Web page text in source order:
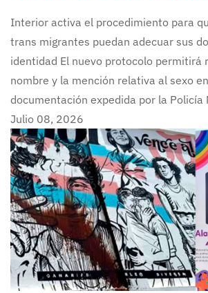
Interior activa el procedimiento para
trans migrantes puedan adecuar sus
identidad El nuevo protocolo permitirá
nombre y la mención relativa al sexo
documentación expedida por la
Julio 08, 2026